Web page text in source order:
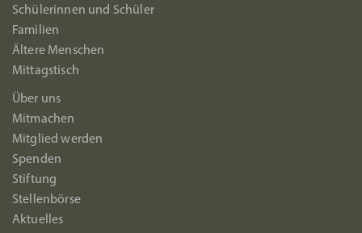
Schülerinnen und Schüler
Familien
Ältere Menschen
Mittagstisch
Über uns
Mitmachen
Mitglied werden
Spenden
Stiftung
Stellenbörse
Aktuelles